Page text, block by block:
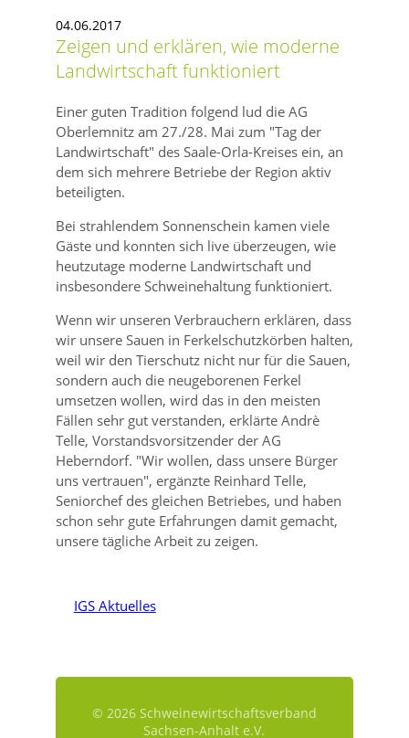
04.06.2017
Zeigen und erklären, wie moderne
Landwirtschaft funktioniert
Einer guten Tradition folgend lud die AG
Oberlemnitz am 27./28. Mai zum Tag der
Landwirtschaft des Saale-Orla-Kreises ein, an
dem sich mehrere Betriebe der Region aktiv
beteiligten.
Bei strahlendem Sonnenschein kamen viele
Gäste und konnten sich live überzeugen, wie
heutzutage moderne Landwirtschaft und
insbesondere Schweinehaltung funktioniert.
Wenn wir unseren Verbrauchern erklären, dass
wir unsere Sauen in Ferkelschutzkörben halten,
weil wir den Tierschutz nicht nur für die Sauen,
sondern auch die neugeborenen Ferkel
umsetzen wollen, wird das in den meisten
Fällen sehr gut verstanden, erklärte Andrè
Telle, Vorstandsvorsitzender der AG
Heberndorf. Wir wollen, dass unsere Bürger
uns vertrauen , ergänzte Reinhard Telle,
Seniorchef des gleichen Betriebes, und haben
schon sehr gute Erfahrungen damit gemacht,
unsere tägliche Arbeit zu zeigen.
IGS Aktuelles
© 2026 Schweinewirtschaftsverband
Sachsen-Anhalt e.V.